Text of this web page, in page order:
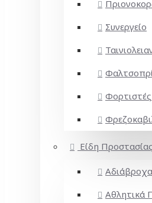
Συνεργείο
Είδη Προστασίας
Αδιάβροχα
Αθλητικά